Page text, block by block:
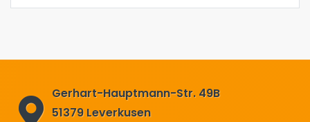
Gerhart-Hauptmann-Str. 49B
51379 Leverkusen